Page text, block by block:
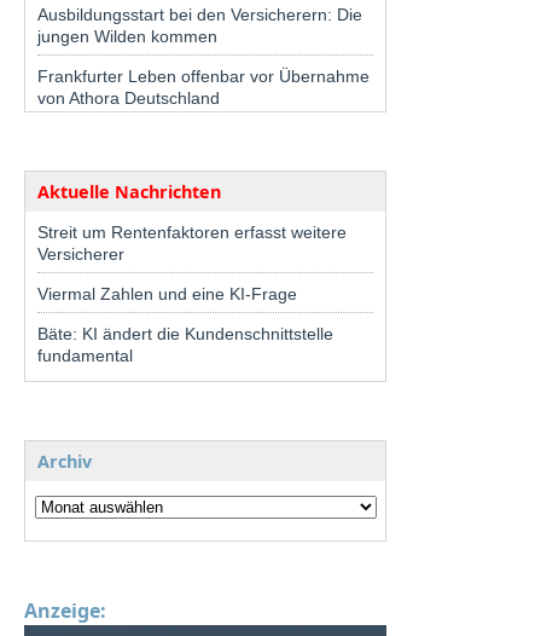
Ausbildungsstart bei den Versicherern: Die
jungen Wilden kommen
Frankfurter Leben offenbar vor Übernahme
von Athora Deutschland
Aktuelle Nachrichten
Streit um Rentenfaktoren erfasst weitere
Versicherer
Viermal Zahlen und eine KI-Frage
Bäte: KI ändert die Kundenschnittstelle
fundamental
Archiv
Anzeige: